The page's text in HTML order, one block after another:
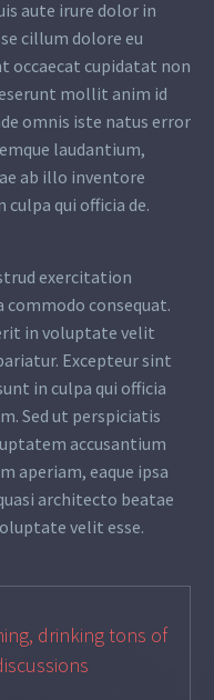
aute irure dolor in
cillum dolore eu
occaecat cupidatat non
mollit anim id
omnis iste natus error
laudantium,
ab illo inventore
qui officia de.
exercitation
commodo consequat.
in voluptate velit
Excepteur sint
in culpa qui officia
Sed ut perspiciatis
accusantium
aperiam, eaque ipsa
architecto beatae
velit esse.
drinking tons of